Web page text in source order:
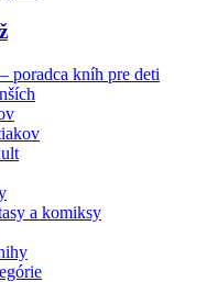
poradca kníh pre deti
a komiksy